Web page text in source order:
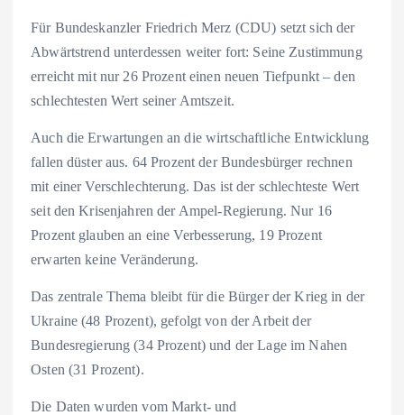
Für Bundeskanzler Friedrich Merz (CDU) setzt sich der
Abwärtstrend unterdessen weiter fort: Seine Zustimmung
erreicht mit nur 26 Prozent einen neuen Tiefpunkt – den
schlechtesten Wert seiner Amtszeit.
Auch die Erwartungen an die wirtschaftliche Entwicklung
fallen düster aus. 64 Prozent der Bundesbürger rechnen
mit einer Verschlechterung. Das ist der schlechteste Wert
seit den Krisenjahren der Ampel-Regierung. Nur 16
Prozent glauben an eine Verbesserung, 19 Prozent
erwarten keine Veränderung.
Das zentrale Thema bleibt für die Bürger der Krieg in der
Ukraine (48 Prozent), gefolgt von der Arbeit der
Bundesregierung (34 Prozent) und der Lage im Nahen
Osten (31 Prozent).
Die Daten wurden vom Markt- und